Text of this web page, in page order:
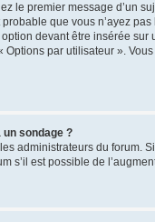
le premier message d’un
que vous n’ayez
devant être insérée
par utilisateur ».
un sondage ?
administrateurs du
s’il est possible de